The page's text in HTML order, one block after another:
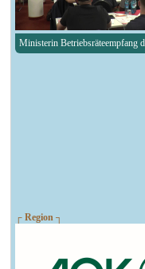
Ministerin Betriebsräteempfang
┌ Region ┐